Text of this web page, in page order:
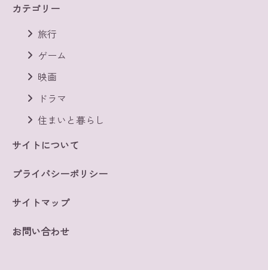
カテゴリー
旅行
ゲーム
映画
ドラマ
住まいと暮らし
サイトについて
プライバシーポリシー
サイトマップ
お問い合わせ